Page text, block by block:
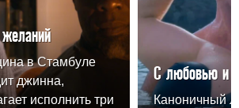
в Стамбуле
джинна,
исполнить три
С любовью и
Каноничный